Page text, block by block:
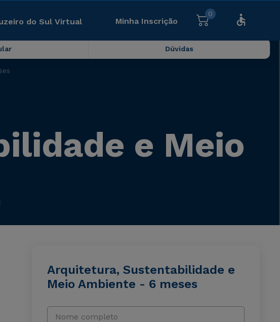
do Sul Virtual Minha Inscrição
0
Dúvidas
e Meio
Arquitetura, Sustentabilidade e
Meio Ambiente - 6 meses
Nome completo